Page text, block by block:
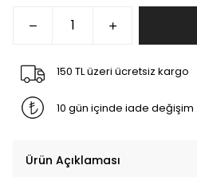
150 TL üzeri ücretsiz kargo
10 gün içinde iade değişim
Ürün Açıklaması